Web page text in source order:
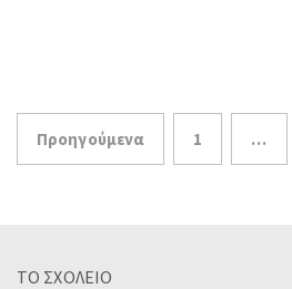
Σελιδοποίηση
Προηγούμενα 1 …
ΤΟ ΣΧΟΛΕΙΟ